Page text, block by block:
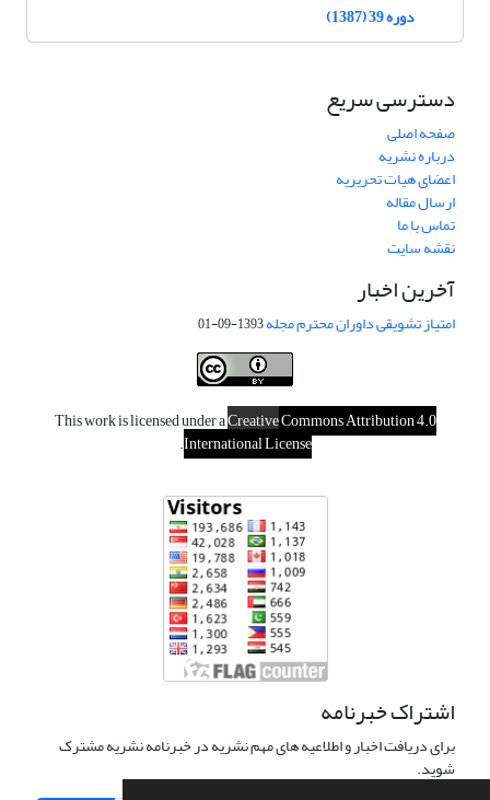
دوره 39 (1387)
دسترسی سریع
صفحه اصلی
درباره نشریه
اعضای هیات تحریریه
ارسال مقاله
تماس با ما
نقشه سایت
آخرین اخبار
امتیاز تشویقی داوران محترم مجله1393-09-01
This work is licensed under aCreativeCommons Attribution 4.0
International License
.
اشتراک خبرنامه
برای دریافت اخبار و اطلاعیه های مهم نشریه در خبرنامه نشریه مشترک
شوید.